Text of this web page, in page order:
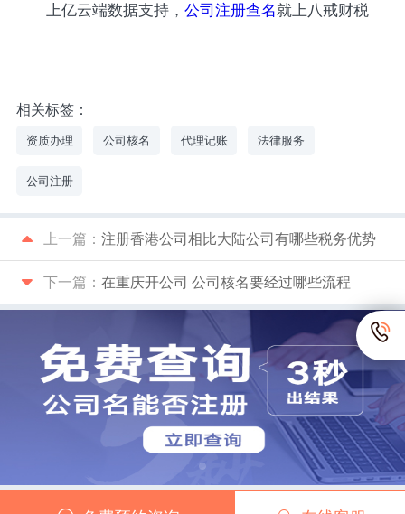
上亿云端数据支持，公司注册查名就上八戒财税
相关标签：
资质办理 公司核名 代理记账 法律服务
公司注册
上一篇： 注册香港公司相比大陆公司有哪些税务优势
下一篇： 在重庆开公司 公司核名要经过哪些流程